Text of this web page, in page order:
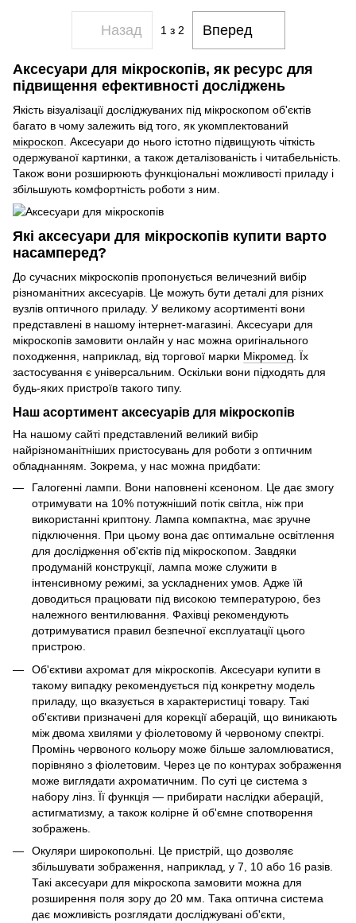
Назад 1з 2 Вперед
Аксесуари для мікроскопів, як ресурс для
підвищення ефективності досліджень
Якість візуалізації досліджуваних під мікроскопом об'єктів
багато в чому залежить від того, як укомплектований
мікроскоп . Аксесуари до нього істотно підвищують чіткість
одержуваної картинки, а також деталізованість і читабельність.
Також вони розширюють функціональні можливості приладу і
збільшують комфортність роботи з ним.
Які аксесуари для мікроскопів купити варто
насамперед?
До сучасних мікроскопів пропонується величезний вибір
різноманітних аксесуарів. Це можуть бути деталі для різних
вузлів оптичного приладу. У великому асортименті вони
представлені в нашому інтернет-магазині. Аксесуари для
мікроскопів замовити онлайн у нас можна оригінального
походження, наприклад, від торгової марки Мікромед . Їх
застосування є універсальним. Оскільки вони підходять для
будь-яких пристроїв такого типу.
Наш асортимент аксесуарів для мікроскопів
На нашому сайті представлений великий вибір
найрізноманітніших пристосувань для роботи з оптичним
обладнанням. Зокрема, у нас можна придбати:
Галогенні лампи. Вони наповнені ксеноном. Це дає змогу
отримувати на 10% потужніший потік світла, ніж при
використанні криптону. Лампа компактна, має зручне
підключення. При цьому вона дає оптимальне освітлення
для дослідження об'єктів під мікроскопом. Завдяки
продуманій конструкції, лампа може служити в
інтенсивному режимі, за ускладнених умов. Адже їй
доводиться працювати під високою температурою, без
належного вентилювання. Фахівці рекомендують
дотримуватися правил безпечної експлуатації цього
пристрою.
Об'єктиви ахромат для мікроскопів. Аксесуари купити в
такому випадку рекомендується під конкретну модель
приладу, що вказується в характеристиці товару. Такі
об'єктиви призначені для корекції аберацій, що виникають
між двома хвилями у фіолетовому й червоному спектрі.
Промінь червоного кольору може більше заломлюватися,
порівняно з фіолетовим. Через це по контурах зображення
може виглядати ахроматичним. По суті це система з
набору лінз. Її функція — прибирати наслідки аберацій,
астигматизму, а також колірне й об'ємне спотворення
зображень.
Окуляри широкопольні. Це пристрій, що дозволяє
збільшувати зображення, наприклад, у 7, 10 або 16 разів.
Такі аксесуари для мікроскопа замовити можна для
розширення поля зору до 20 мм. Така оптична система
дає можливість розглядати досліджувані об'єкти,